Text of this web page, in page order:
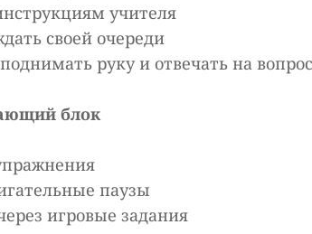
учителя
своей очереди
руку и отвечать на
блок
паузы
игровые задания